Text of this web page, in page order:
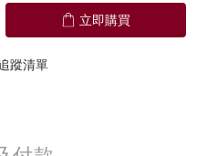
立即購買
蹤清單